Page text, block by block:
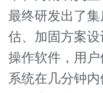
最终研发出了
估、加固方案
操作软件，用户
系统在几分钟